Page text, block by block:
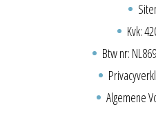
Kvk:
Btw nr:
Algemene